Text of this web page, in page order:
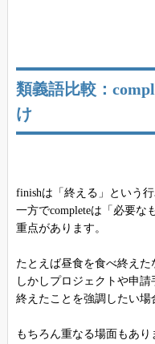
類義語比較：
け
finishは「終える」という
一方でcompleteは「必要な
重点があります。
たとえば昼食を食べ終えた
しかしプロジェクトや申
終えたことを強調したい場
もちろん重なる場面もあり